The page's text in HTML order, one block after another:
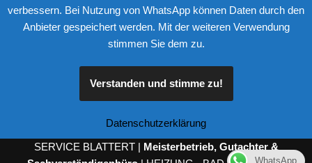
Please follow & like us :)
SERVICE BLATTERT | Meisterbetrieb, Gutachter &
verbessern. Bei Nutzung von WhatsApp können Daten durch den
Anbieter gespeichert werden. Mit der weiteren Verwendung
stimmen Sie dem zu.
Verstanden und stimme zu!
Datenschutzerklärung
WhatsApp